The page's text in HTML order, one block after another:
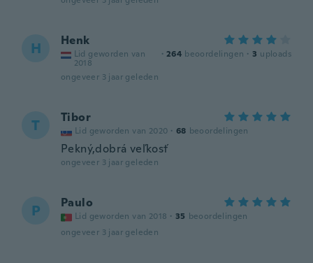
H Henk
Lid geworden van
2018
· 264 beoordelingen · 3 uploads
ongeveer 3 jaar geleden
T Tibor
Lid geworden van 2020 · 68 beoordelingen
Pekný,dobrá veľkosť
ongeveer 3 jaar geleden
P Paulo
Lid geworden van 2018 · 35 beoordelingen
ongeveer 3 jaar geleden